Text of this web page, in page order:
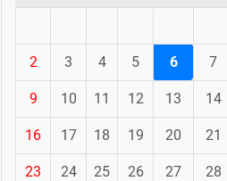
2 3 4 5 6 7
9 10 11 12 13 14
16 17 18 19 20 21
23 24 25 26 27 28